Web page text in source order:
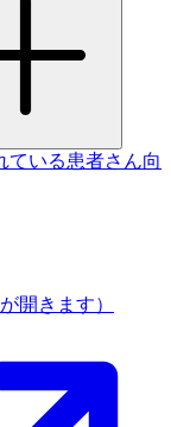
ている患者さん向
開きます）